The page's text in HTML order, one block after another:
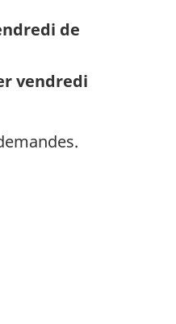
de
vendredi